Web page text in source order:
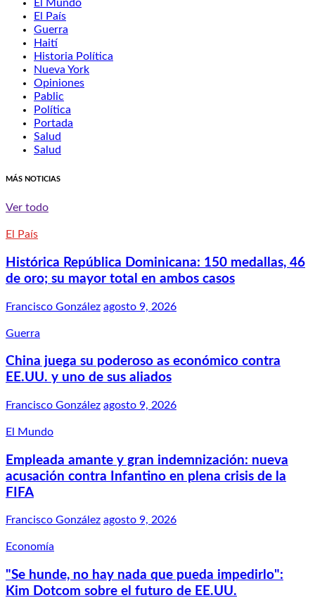
El Mundo
El País
Guerra
Haití
Historia Política
Nueva York
Opiniones
Pablic
Política
Portada
Salud
Salud
MÁS NOTICIAS
Ver todo
El País
Histórica República Dominicana: 150 medallas, 46
de oro; su mayor total en ambos casos
Francisco González agosto 9, 2026
Guerra
China juega su poderoso as económico contra
EE.UU. y uno de sus aliados
Francisco González agosto 9, 2026
El Mundo
Empleada amante y gran indemnización: nueva
acusación contra Infantino en plena crisis de la
FIFA
Francisco González agosto 9, 2026
Economía
"Se hunde, no hay nada que pueda impedirlo":
Kim Dotcom sobre el futuro de EE.UU.